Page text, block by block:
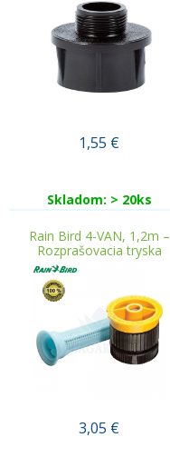
1,55 €
Skladom: > 20ks
Rain Bird 4-VAN, 1,2m –
Rozprašovacia tryska
3,05 €